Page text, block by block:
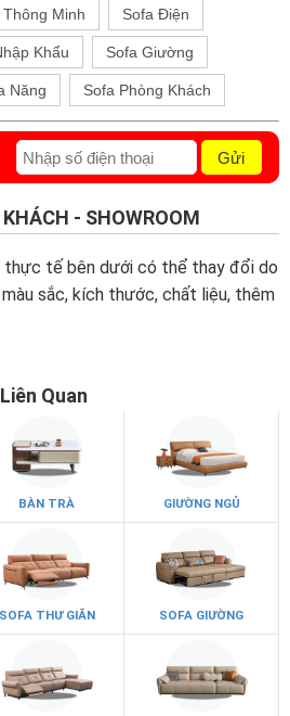
Thông Minh Sofa Điện
Khẩu Sofa Giường
Năng Sofa Phòng Khách
Gửi
- SHOWROOM
thực tế bên dưới có thể thay đổi do
sắc, kích thước, chất liệu, thêm
Quan
BÀN TRÀ GIƯỜNG NGỦ
SOFA THƯ GIÃN SOFA GIƯỜNG